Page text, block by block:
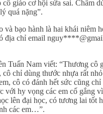
giáo cơ hội sửa sai. Chấm
quá nặng”.
và bạo hành là hai khái niêm
địa chỉ email
Tuấn Nam viết: “Thương cô
chỉ dùng thước nhựa rất
cô có đánh hết sức cũng chỉ
với hy vọng các em cố gắng
lên đại học, có tương lai tốt
các em…”.